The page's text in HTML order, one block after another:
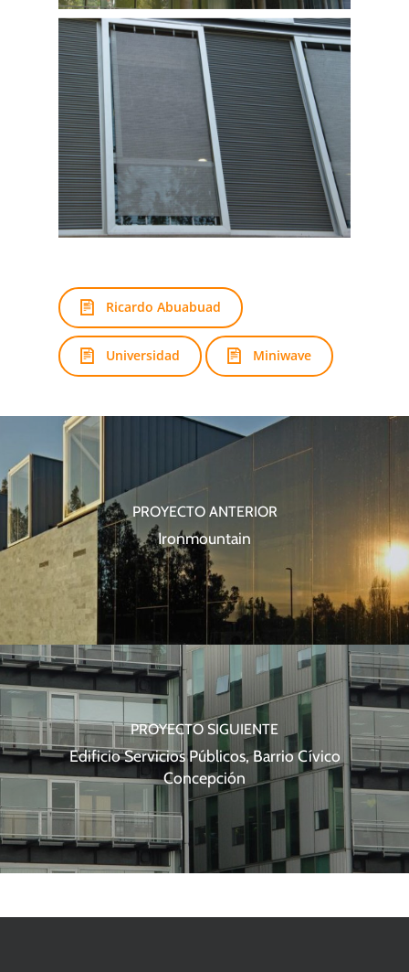
Ricardo Abuabuad
Universidad Miniwave
PROYECTO ANTERIOR
Ironmountain
PROYECTO SIGUIENTE
Edificio Servicios Públicos, Barrio Cívico
Concepción